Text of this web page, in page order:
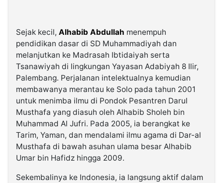
Sejak kecil, Alhabib Abdullah menempuh
pendidikan dasar di SD Muhammadiyah dan
melanjutkan ke Madrasah Ibtidaiyah serta
Tsanawiyah di lingkungan Yayasan Adabiyah 8 Ilir,
Palembang. Perjalanan intelektualnya kemudian
membawanya merantau ke Solo pada tahun 2001
untuk menimba ilmu di Pondok Pesantren Darul
Musthafa yang diasuh oleh Alhabib Sholeh bin
Muhammad Al Jufri. Pada 2005, ia berangkat ke
Tarim, Yaman, dan mendalami ilmu agama di Dar-al
Musthafa di bawah asuhan ulama besar Alhabib
Umar bin Hafidz hingga 2009.
Sekembalinya ke Indonesia, ia langsung aktif dalam